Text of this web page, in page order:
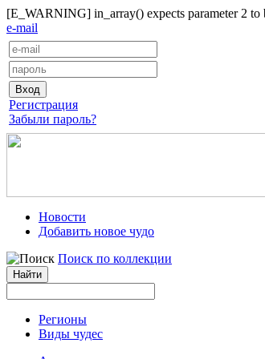
[E_WARNING] in_array() expects parameter 2
e-mail
Регистрация
Забыли пароль?
Новости
Добавить новое чудо
Поиск по коллекции
Регионы
Виды чудес